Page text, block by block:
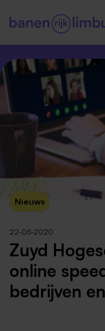
Nieuws
22-05-2020
Zuyd
online
bedrijven